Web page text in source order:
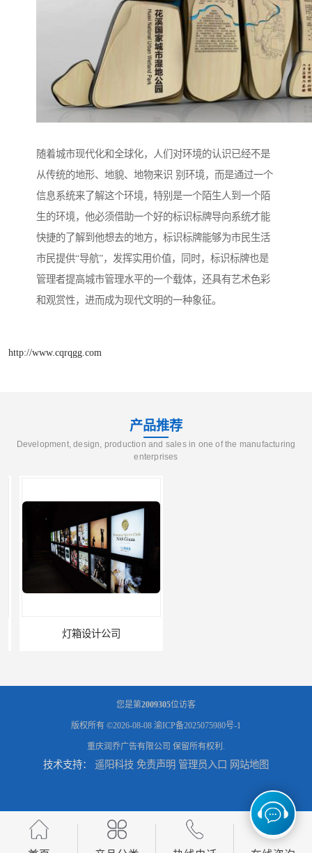
随着城市现代化和全球化，人们对环境的认识已经不是
从传统的地形、地貌、地物来识 别环境，而是通过一个
信息系统来了解这个环境，特别是一个陌生人到一个陌
生的环境，他必须借助一个好的标识标牌导向系统才能
快捷的了解到他想去的地方，标识标牌能够为市民生活
市民提供“导航”，发挥实用价值，同时，标识标牌也是
管理者提高城市管理水平的一个载体，还具有艺术色彩
和观赏性，进而成为现代文明的一种象征。
http://www.cqrqgg.com
产品推荐
Development, design, production and sales in one of the manufacturing
enterprises
灯箱设计公司
标识标牌设计公司 展架海报设计
您是第2009305位访客
版权所有 ©2026-08-08 渝ICP备2025075980号-1
重庆润乔广告有限公司 保留所有权利.
技术支持： 遥阳科技 免责声明 管理员入口 网站地图